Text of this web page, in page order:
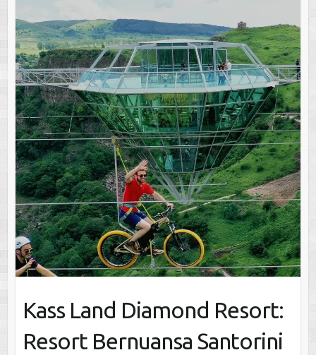
Kass Land Diamond Resort:
Resort Bernuansa Santorini